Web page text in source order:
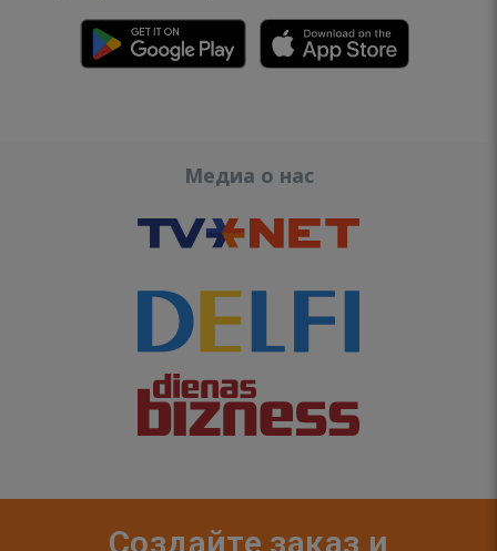
Медиа о нас
Создайте заказ и